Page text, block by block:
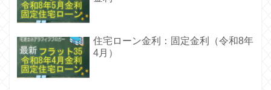
住宅ローン金利：固定金利（令和8年
4月）